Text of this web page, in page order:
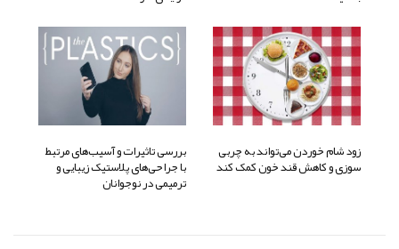
زود شام خوردن می‌تواند به چربی
سوزی و کاهش قند خون کمک کند
بررسی تاثیرات و آسیب‌های مرتبط
با جراحی‌های پلاستیک زیبایی و
ترمیمی در نوجوانان